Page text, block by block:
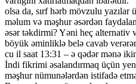
olsa da, sırf hərb mövzulu yazılar
məlum və məşhur əsərdən
əsər təkdirmi? Yəni heç alternativ
böyük əminliklə belə cavab
cu il saat 13:31 – ə qədər mənə
İndi fikrimi əsalandırmaq üçün
məşhur nümunələrdən istifadə